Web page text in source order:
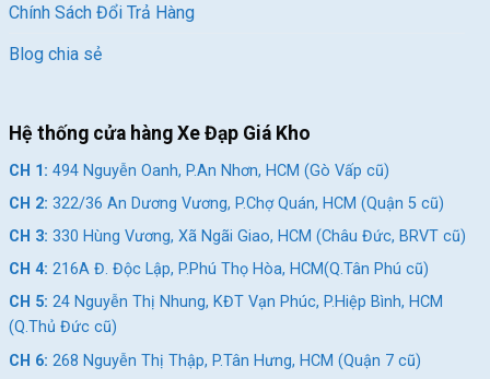
Chính Sách Đổi Trả Hàng
Blog chia sẻ
Hệ thống cửa hàng Xe Đạp Giá Kho
CH 1: 494 Nguyễn Oanh, P.An Nhơn, HCM (Gò Vấp cũ)
CH 2: 322/36 An Dương Vương, P.Chợ Quán, HCM (Quận 5 cũ)
CH 3: 330 Hùng Vương, Xã Ngãi Giao, HCM (Châu Đức, BRVT cũ)
CH 4: 216A Đ. Độc Lập, P.Phú Thọ Hòa, HCM(Q.Tân Phú cũ)
CH 5: 24 Nguyễn Thị Nhung, KĐT Vạn Phúc, P.Hiệp Bình, HCM
(Q.Thủ Đức cũ)
CH 6: 268 Nguyễn Thị Thập, P.Tân Hưng, HCM (Quận 7 cũ)